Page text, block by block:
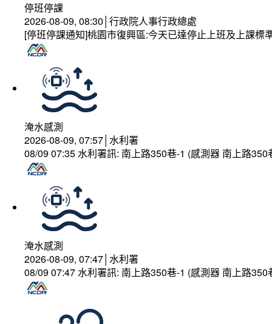
停班停課
2026-08-09, 08:30│行政院人事行政總處
[停班停課通知]桃園市復興區:今天已達停止上班及上課
淹水感測
2026-08-09, 07:57│水利署
08/09 07:35 水利署訊: 南上路350巷-1 (感測器 南上路
淹水感測
2026-08-09, 07:47│水利署
08/09 07:47 水利署訊: 南上路350巷-1 (感測器 南上路